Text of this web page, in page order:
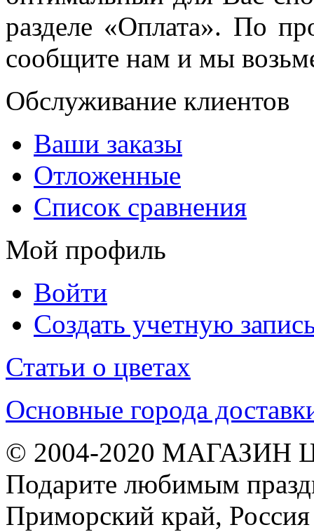
разделе «Оплата». По
сообщите нам и мы
Обслуживание клиентов
Ваши заказы
Отложенные
Список сравнения
Мой профиль
Войти
Создать учетную
Статьи о цветах
Основные города
© 2004-2020 МАГАЗИН
Подарите любимым
Приморский край, Россия